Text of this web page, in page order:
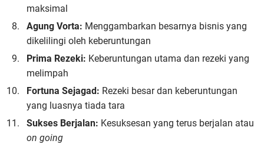
maksimal
Agung Vorta: Menggambarkan besarnya bisnis yang
dikelilingi oleh keberuntungan
Prima Rezeki: Keberuntungan utama dan rezeki yang
melimpah
Fortuna Sejagad: Rezeki besar dan keberuntungan
yang luasnya tiada tara
Sukses Berjalan: Kesuksesan yang terus berjalan atau
on going